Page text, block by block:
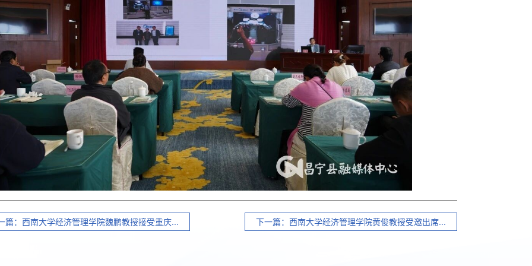
篇：西南大学经济管理学院魏鹏教授接受重庆... 下一篇：西南大学经济管理学院黄俊教授受邀出席...